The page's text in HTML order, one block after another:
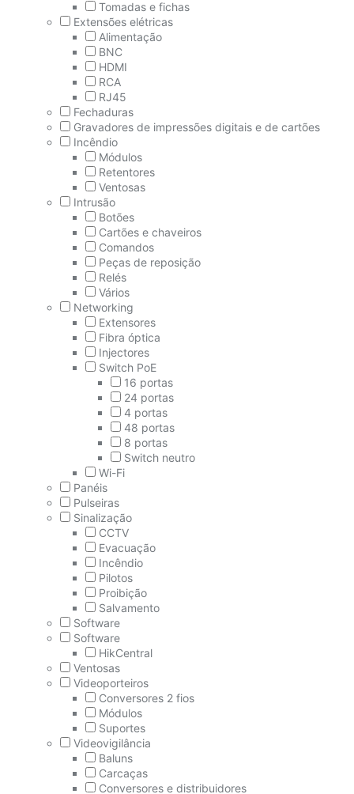
Tomadas e fichas
Extensões elétricas
Alimentação
BNC
HDMI
RCA
RJ45
Fechaduras
Gravadores de impressões digitais e de cartões
Incêndio
Módulos
Retentores
Ventosas
Intrusão
Botões
Cartões e chaveiros
Comandos
Peças de reposição
Relés
Vários
Networking
Extensores
Fibra óptica
Injectores
Switch PoE
16 portas
24 portas
4 portas
48 portas
8 portas
Switch neutro
Wi-Fi
Panéis
Pulseiras
Sinalização
CCTV
Evacuação
Incêndio
Pilotos
Proibição
Salvamento
Software
Software
HikCentral
Ventosas
Videoporteiros
Conversores 2 fios
Módulos
Suportes
Videovigilância
Baluns
Carcaças
Conversores e distribuidores